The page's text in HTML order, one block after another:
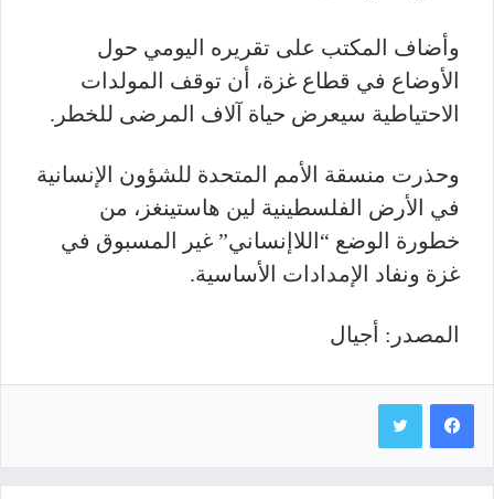
وأضاف المكتب على تقريره اليومي حول
الأوضاع في قطاع غزة، أن توقف المولدات
الاحتياطية سيعرض حياة آلاف المرضى للخطر.
وحذرت منسقة الأمم المتحدة للشؤون الإنسانية
في الأرض الفلسطينية لين هاستينغز، من
خطورة الوضع “اللاإنساني” غير المسبوق في
غزة ونفاد الإمدادات الأساسية.
المصدر: أجيال